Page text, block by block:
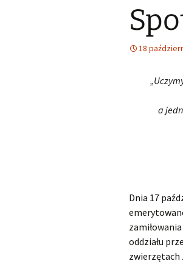
Śląski Klub Karate i
Boxingu z siedzibą w
Miejsko Gminna
Wykaz zawodów
artystycznych i
sportowych, które
być wymienione na
ponadpodstawowych
Nabór szkoły
ponadpodstawowe
18
a
Dnia 17
oddziału
zwierzętach